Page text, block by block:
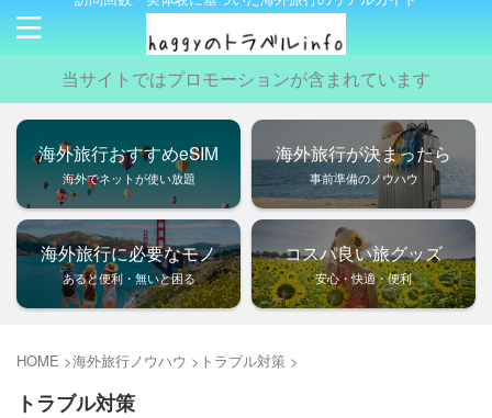
当サイトではプロモーションが含まれています
海外旅行おすすめeSIM
海外でネットが使い放題
海外旅行が決まったら
事前準備のノウハウ
海外旅行に必要なモノ
あると便利・無いと困る
コスパ良い旅グッズ
安心・快適・便利
HOME >海外旅行ノウハウ > トラブル対策 >
トラブル対策